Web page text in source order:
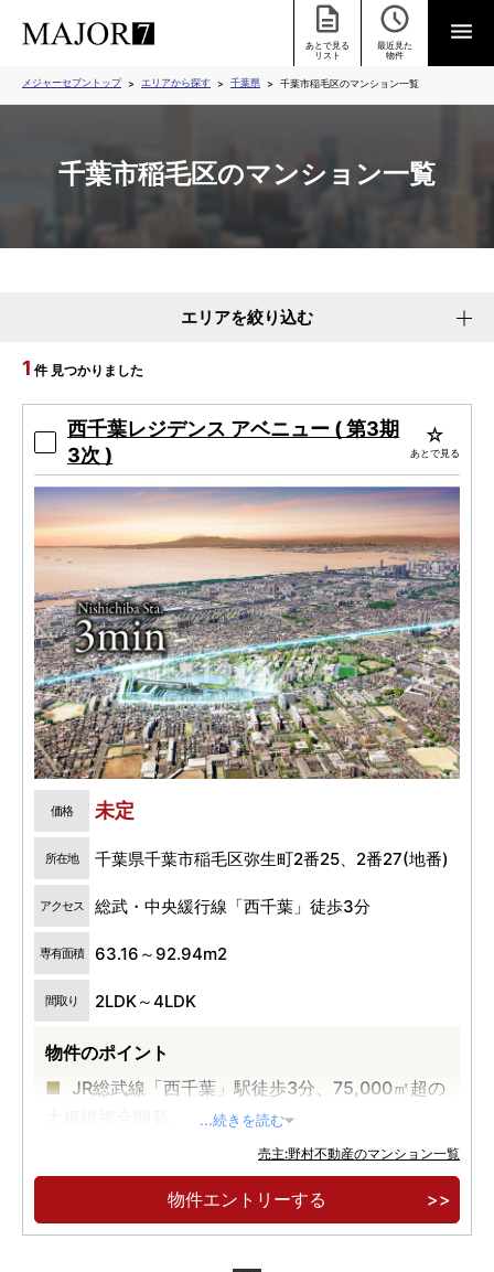
あとで見る
リスト
最近見た
物件
メジャーセブントップ エリアから探す 千葉県 千葉市稲毛区のマンション一覧
千葉市稲毛区のマンション一覧
エリアを絞り込む
1 件 見つかりました
西千葉レジデンス アベニュー ( 第3期
3次 )
あとで見る
価格 未定
所在地 千葉県千葉市稲毛区弥生町2番25、2番27(地番)
アクセス 総武・中央緩行線「西千葉」徒歩3分
専有面積 63.16～92.94m2
間取り 2LDK～4LDK
物件のポイント
JR総武線「西千葉」駅徒歩3分、75,000㎡超の
12,000㎡超キャンパスパーク中心、多世代が集
う新しいまち。
緑の並木道に囲まれた全512邸、西千葉レジデ
...続きを読む
売主:野村不動産のマンション一覧
物件エントリーする